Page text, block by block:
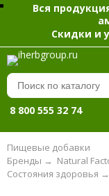
Вся
Скидки и
8 800 555 32 74
Пищевые добавки
Natural
Бренды →
Состояния здоровья →